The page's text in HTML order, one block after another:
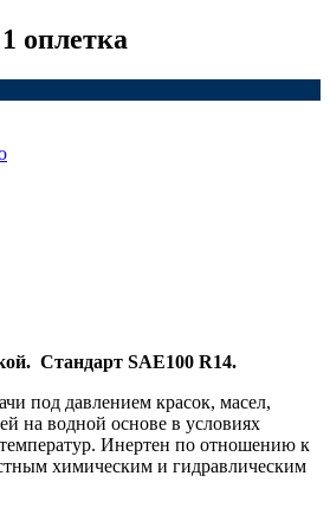
оплетка
Стандарт SAE100 R14.
под давлением красок, масел,
на водной основе в условиях
Инертен по отношению к
химическим и гидравлическим